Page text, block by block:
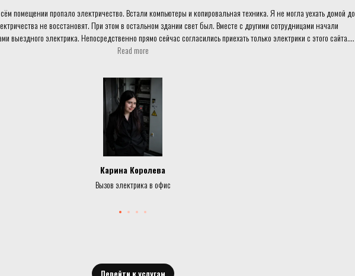
помещении пропало электричество. Встали компьютеры и копировальная техника. Я не могла уехать домой до
не восстановят. При этом в остальном здании свет был. Вместе с другими сотрудницами начали
выездного электрика. Непосредственно прямо сейчас согласились приехать только электрики с этого сайта.
40 после разговора по телефону приехал электрик Марат, нашёл проблему - сказал, что отгорела "земля".
Read more
Карина Королева
Вызов электрика в офис
Перейти к услугам